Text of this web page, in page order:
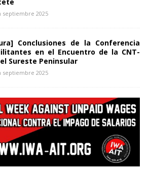
septiembre 2025
Conclusiones de la Conferencia
en el Encuentro de la CNT-
Sureste Peninsular
septiembre 2025